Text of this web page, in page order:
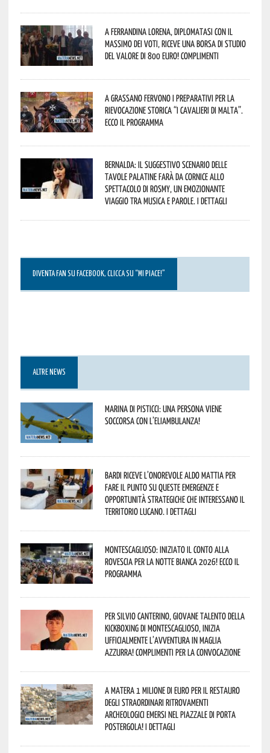
A Ferrandina Lorena, diplomatasi con il
massimo dei voti, riceve una borsa di studio
del valore di 800 euro! Complimenti
A Grassano fervono i preparativi per la
Rievocazione Storica “I CAVALIERI DI MALTA”.
Ecco il programma
Bernalda: il suggestivo scenario delle
Tavole Palatine farà da cornice allo
spettacolo di Rosmy, un emozionante
viaggio tra musica e parole. I dettagli
DIVENTA FAN SU FACEBOOK, CLICCA SU “MI PIACE!”
ALTRE NEWS
Marina di Pisticci: una persona viene
soccorsa con l’eliambulanza!
Bardi riceve l’onorevole Aldo Mattia per
fare il punto su queste emergenze e
opportunità strategiche che interessano il
territorio lucano. I dettagli
Montescaglioso: iniziato il conto alla
rovescia per la Notte Bianca 2026! Ecco il
programma
Per Silvio Canterino, giovane talento della
kickboxing di Montescaglioso, inizia
ufficialmente l’avventura in maglia
azzurra! Complimenti per la convocazione
A Matera 1 milione di euro per il restauro
degli straordinari ritrovamenti
archeologici emersi nel piazzale di Porta
Postergola! I dettagli